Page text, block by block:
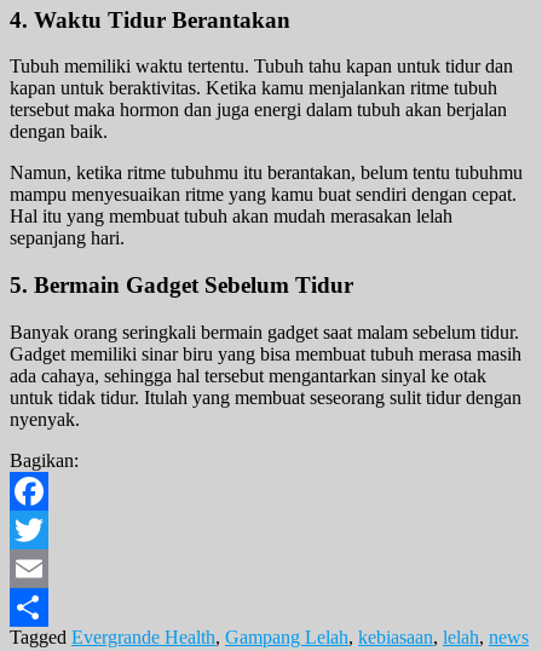
4. Waktu Tidur Berantakan
Tubuh memiliki waktu tertentu. Tubuh tahu kapan untuk tidur dan
kapan untuk beraktivitas. Ketika kamu menjalankan ritme tubuh
tersebut maka hormon dan juga energi dalam tubuh akan berjalan
dengan baik.
Namun, ketika ritme tubuhmu itu berantakan, belum tentu tubuhmu
mampu menyesuaikan ritme yang kamu buat sendiri dengan cepat.
Hal itu yang membuat tubuh akan mudah merasakan lelah
sepanjang hari.
5. Bermain Gadget Sebelum Tidur
Banyak orang seringkali bermain gadget saat malam sebelum tidur.
Gadget memiliki sinar biru yang bisa membuat tubuh merasa masih
ada cahaya, sehingga hal tersebut mengantarkan sinyal ke otak
untuk tidak tidur. Itulah yang membuat seseorang sulit tidur dengan
nyenyak.
Bagikan:
Facebook
Twitter
Email
Share
Tagged Evergrande Health, Gampang Lelah, kebiasaan, lelah, news